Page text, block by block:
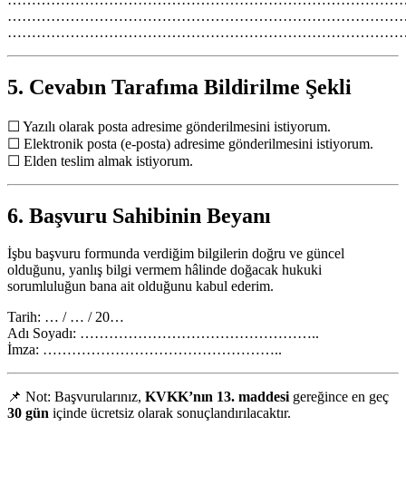
5. Cevabın Tarafıma Bildirilme Şekli
☐ Yazılı olarak posta adresime gönderilmesini istiyorum.
☐ Elektronik posta (e-posta) adresime gönderilmesini istiyorum.
☐ Elden teslim almak istiyorum.
6. Başvuru Sahibinin Beyanı
İşbu başvuru formunda verdiğim bilgilerin doğru ve güncel
olduğunu, yanlış bilgi vermem hâlinde doğacak hukuki
sorumluluğun bana ait olduğunu kabul ederim.
Tarih: … / … / 20…
Adı Soyadı: …………………………………………..
İmza: …………………………………………..
📌 Not: Başvurularınız, KVKK’nın 13. maddesigereğince en geç
30 gün içinde ücretsiz olarak sonuçlandırılacaktır.